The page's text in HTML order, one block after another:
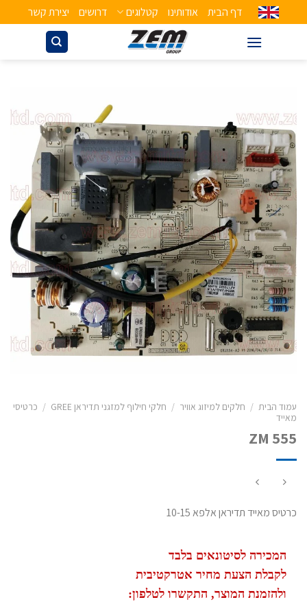
דף הבית אודותינו קטלוגים דרושים יצירת קשר
עמוד הבית / חלקים למיזוג אוויר / חלקי חילוף למזגני תדיראן GREE / כרטיסי
מאייד
ZM 555
כרטיס מאייד תדיראן אלפא 10-15
המכירה לסיטונאים בלבד
לקבלת הצעת מחיר אטרקטיבית
ולהזמנת המוצר, התקשרו לטלפון: